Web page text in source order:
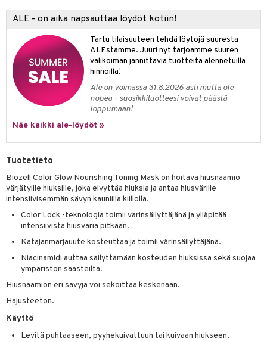
ALE - on aika napsauttaa löydöt kotiin!
Tartu tilaisuuteen tehdä löytöjä suuresta
ALEstamme. Juuri nyt tarjoamme suuren
valikoiman jännittäviä tuotteita alennetuilla
hinnoilla!
Ale on voimassa 31.8.2026 asti mutta ole
nopea - suosikkituotteesi voivat päästä
loppumaan!
Näe kaikki ale-löydöt »
Tuotetieto
Biozell Color Glow Nourishing Toning Mask on hoitava hiusnaamio
värjätyille hiuksille, joka elvyttää hiuksia ja antaa hiusvärille
intensiivisemmän sävyn kauniilla kiillolla.
Color Lock -teknologia toimii värinsäilyttäjänä ja ylläpitää
intensiivistä hiusväriä pitkään.
Katajanmarjauute kosteuttaa ja toimii värinsäilyttäjänä.
Niacinamidi auttaa säilyttämään kosteuden hiuksissa sekä suojaa
ympäristön saasteilta.
Hiusnaamion eri sävyjä voi sekoittaa keskenään.
Hajusteeton.
Käyttö
Levitä puhtaaseen, pyyhekuivattuun tai kuivaan hiukseen.
& Viikset
3: Kosteutus
ja naamiot
Huulten Hoito
Elixir
Happy
Happy For Men
Miehille
& Soujaus
& Ihonpuhdistus